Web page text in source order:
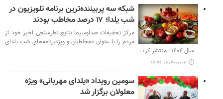
شبکه سه پربیننده‌ترین برنامه تلویزیون در
شب یلدا؛ ۱۷ درصد مخاطب بودند
مرکز تحقیقات صداوسیما نتایج نظرسنجی اخیر خود از
مردم را با عنوان «مخاطبان و ویژه‌برنامه‌های شب یلدای
سال ۱۴۰۴» منتشر کرد.
۱۴۰۴-۱۰-۱۴ ۱۶:۴۱
سومین رویداد «یلدای مهربانی» ویژه
معلولان برگزار شد